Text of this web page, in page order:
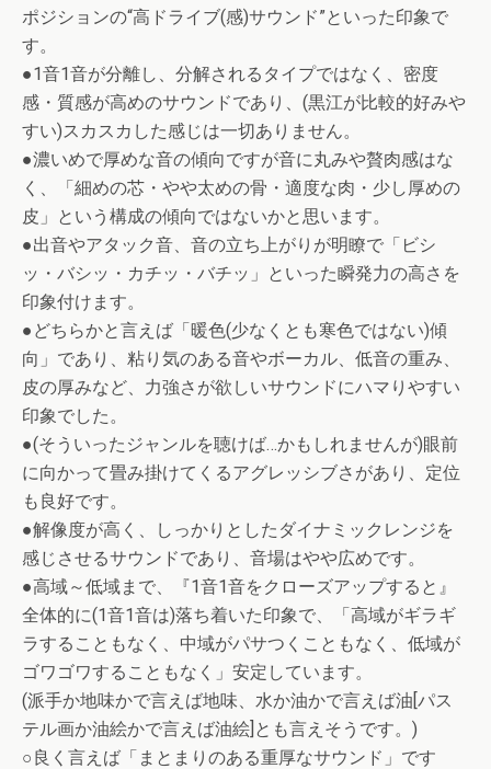
ポジションの“高ドライブ(感)サウンド”といった印象で
す。
●1音1音が分離し、分解されるタイプではなく、密度
感・質感が高めのサウンドであり、(黒江が比較的好みや
すい)スカスカした感じは一切ありません。
●濃いめで厚めな音の傾向ですが音に丸みや贅肉感はな
く、「細めの芯・やや太めの骨・適度な肉・少し厚めの
皮」という構成の傾向ではないかと思います。
●出音やアタック音、音の立ち上がりが明瞭で「ビシ
ッ・バシッ・カチッ・バチッ」といった瞬発力の高さを
印象付けます。
●どちらかと言えば「暖色(少なくとも寒色ではない)傾
向」であり、粘り気のある音やボーカル、低音の重み、
皮の厚みなど、力強さが欲しいサウンドにハマりやすい
印象でした。
●(そういったジャンルを聴けば…かもしれませんが)眼前
に向かって畳み掛けてくるアグレッシブさがあり、定位
も良好です。
●解像度が高く、しっかりとしたダイナミックレンジを
感じさせるサウンドであり、音場はやや広めです。
●高域～低域まで、『1音1音をクローズアップすると』
全体的に(1音1音は)落ち着いた印象で、「高域がギラギ
ラすることもなく、中域がパサつくこともなく、低域が
ゴワゴワすることもなく」安定しています。
(派手か地味かで言えば地味、水か油かで言えば油[パス
テル画か油絵かで言えば油絵]とも言えそうです。)
○良く言えば「まとまりのある重厚なサウンド」です